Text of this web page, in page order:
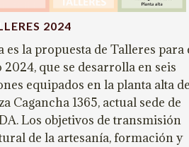
2024
es la propuesta de Talleres para
2024, que se desarrolla en seis
equipados en la planta alta de
Cagancha 1365, actual sede de
Los objetivos de transmisión
de la artesanía, formación y